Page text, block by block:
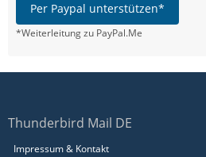
Per Paypal unterstützen*
*Weiterleitung zu PayPal.Me
Thunderbird Mail DE
Impressum & Kontakt